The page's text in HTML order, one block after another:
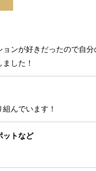
ンが好きだったので自
した！
んでいます！
ットなど